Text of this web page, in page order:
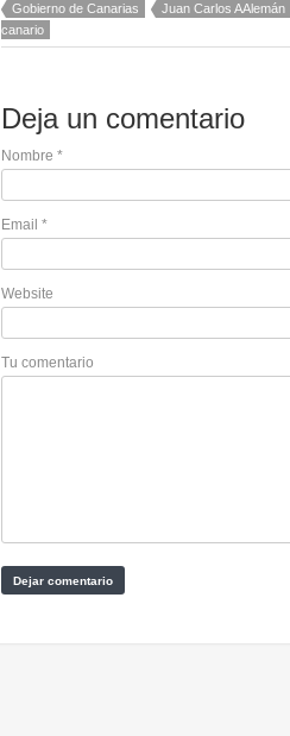
Gobierno de Canarias
Juan Carlos AAlemán
canario
Deja un comentario
Nombre *
Email *
Website
Tu comentario